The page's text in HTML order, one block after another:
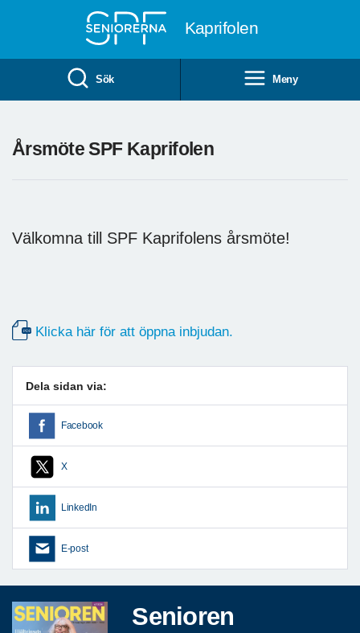
Kaprifolen
Sök Meny
Årsmöte SPF Kaprifolen
Välkomna till SPF Kaprifolens årsmöte!
Klicka här för att öppna inbjudan.
Dela sidan via:
Facebook
X
LinkedIn
E-post
Senioren